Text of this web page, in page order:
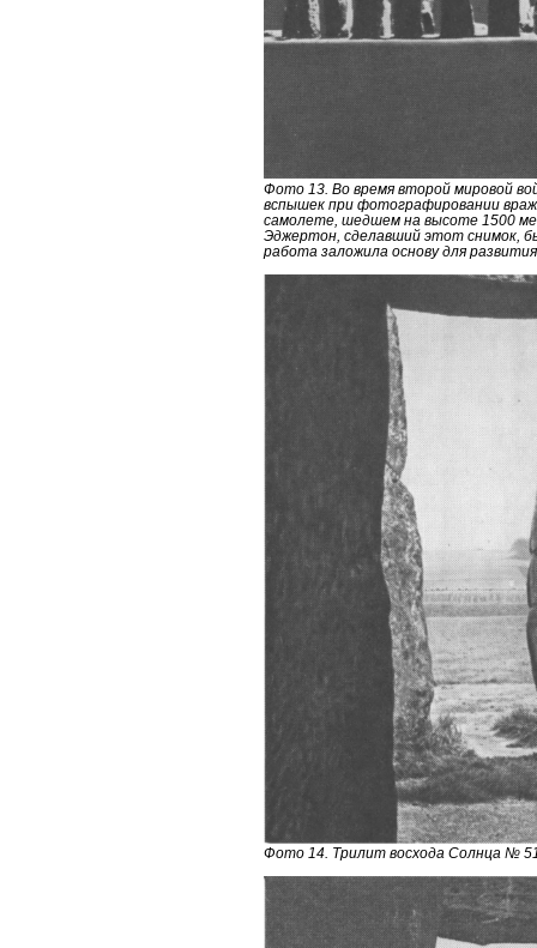
Фото 13. Во время второй мировой
вспышек при фотографировании
самолете, шедшем на высоте 1500
Эджертон, сделавший этот снимок,
работа заложила основу для
Фото 14. Трилит восхода Солнца №